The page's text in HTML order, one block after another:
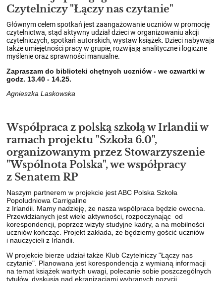
Czytelniczy "Łączy nas czytanie"
Głównym celem spotkań jest zaangażowanie uczniów w promocję
czytelnictwa, stąd aktywny udział dzieci w organizowaniu akcji
czytelniczych, spotkań autorskich, wystaw książek. Dzieci nabywaja
także umiejętności pracy w grupie, rozwijają analityczne i logiczne
myślenie oraz sprawności manualne.
Zapraszam do biblioteki chętnych uczniów - we czwartki w
godz. 13.40 - 14.25.
Agnieszka Laskowska
Współpraca z polską szkołą w Irlandii w
ramach projektu "Szkoła 6.0",
organizowanym przez Stowarzyszenie
"Wspólnota Polska", we współpracy
z Senatem RP
Naszym partnerem w projekcie jest ABC Polska Szkoła
Popołudniowa Carrigaline
z Irlandii. Mamy nadzieję, że nasza współpraca będzie owocna.
Przewidzianych jest wiele aktywności, rozpoczynając od
korespondencji, poprzez wizyty studyjne kadry, a na mobilności
uczniów kończąc. Projekt zakłada, że będziemy gościć uczniów
i nauczycieli z Irlandii.
W projekcie bierze udział także Klub Czytelniczy "Łączy nas
czytanie". Planowana jest korespondencja z wymianą informacji
na temat książek wartych uwagi, polecanie sobie poszczególnych
tytułów, dyskusja nad ekranizacjami wybranych pozycji.